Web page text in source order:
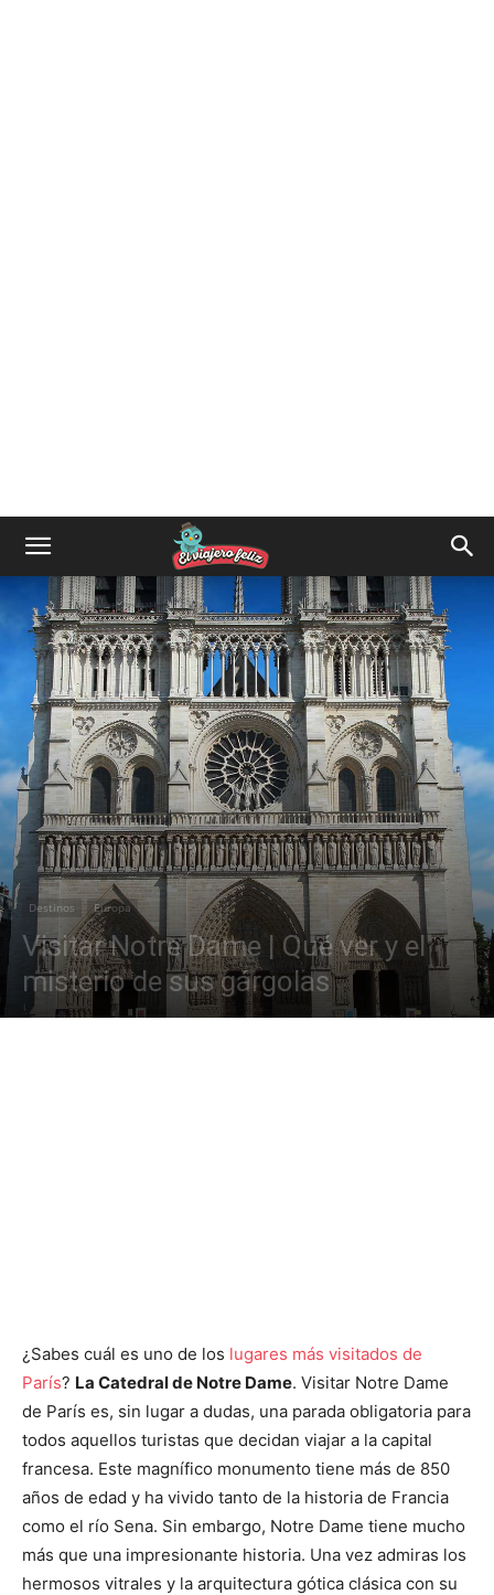
Destinos Europa
Visitar Notre Dame | Qué ver y el
misterio de sus gárgolas
¿Sabes cuál es uno de los lugares más visitados de
París? La Catedral de Notre Dame. Visitar Notre Dame
de París es, sin lugar a dudas, una parada obligatoria para
todos aquellos turistas que decidan viajar a la capital
francesa. Este magnífico monumento tiene más de 850
años de edad y ha vivido tanto de la historia de Francia
como el río Sena. Sin embargo, Notre Dame tiene mucho
más que una impresionante historia. Una vez admiras los
hermosos vitrales y la arquitectura gótica clásica con su